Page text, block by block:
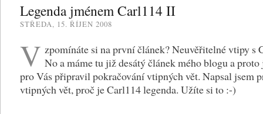
Legenda jménem Carl114 II
STŘEDA, 15. ŘÍJEN 2008
V zpomínáte si na první článek? Neuvěřitelné vtipy s
No a máme tu již desátý článek mého blogu a proto
pro Vás připravil pokračování vtipných vět. Napsal jsem
vtipných vět, proč je Carl114 legenda. Užíte si to :-)